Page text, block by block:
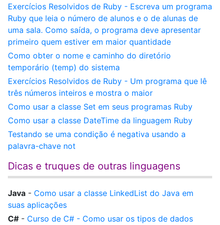
Exercícios Resolvidos de Ruby - Escreva um programa
Ruby que leia o número de alunos e o de alunas de
uma sala. Como saída, o programa deve apresentar
primeiro quem estiver em maior quantidade
Como obter o nome e caminho do diretório
temporário (temp) do sistema
Exercícios Resolvidos de Ruby - Um programa que lê
três números inteiros e mostra o maior
Como usar a classe Set em seus programas Ruby
Como usar a classe DateTime da linguagem Ruby
Testando se uma condição é negativa usando a
palavra-chave not
Dicas e truques de outras linguagens
Java - Como usar a classe LinkedList do Java em
suas aplicações
C# - Curso de C# - Como usar os tipos de dados